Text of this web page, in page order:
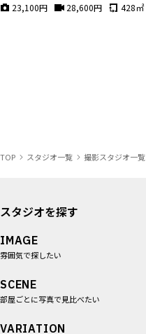
23,100円 28,600円 428㎡
TOP スタジオ一覧 撮影スタジオ一覧
スタジオを探す
IMAGE
雰囲気で探したい
SCENE
部屋ごとに写真で見比べたい
VARIATION